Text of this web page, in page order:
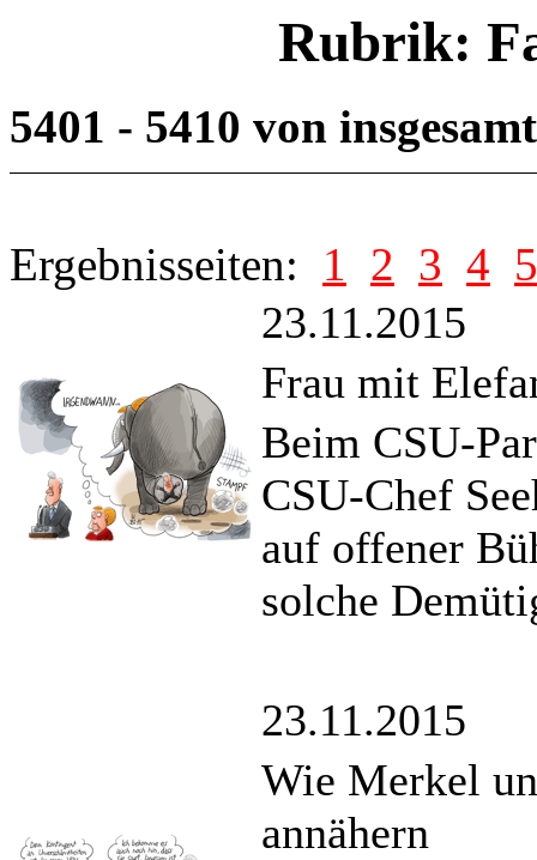
Rubrik:
5401 - 5410 von
Ergebnisseiten: 1 2 3 4 5
23.11.2015
Frau mit
Beim CSU-
CSU-Chef
auf offener
solche
23.11.2015
Wie Merkel
annähern